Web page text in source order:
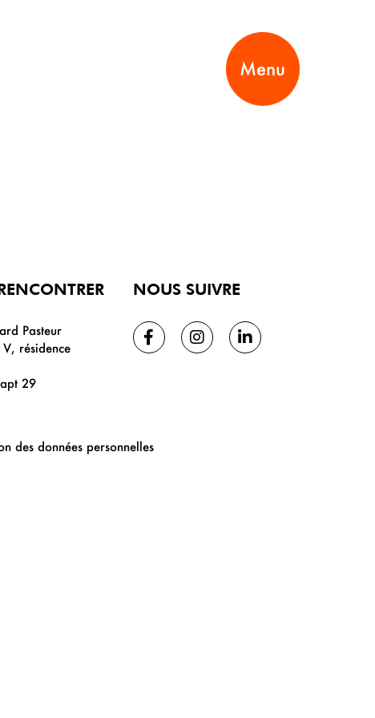
Menu
Pasteur
résidence
29
NOUS SUIVRE
des données personnelles